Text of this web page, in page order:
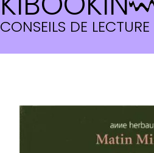
CONSEILS DE LECTURE